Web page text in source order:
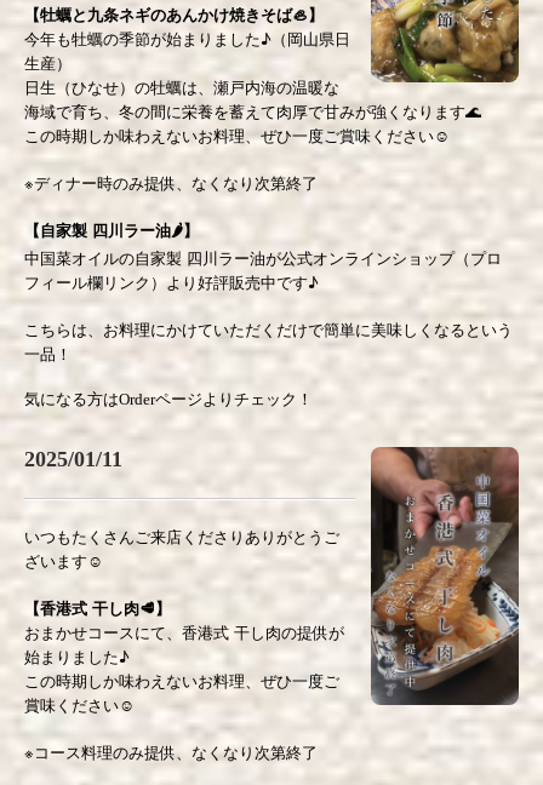
【牡蠣と九条ネギのあんかけ焼きそば🦪】
今年も牡蠣の季節が始まりました♪（岡山県日
生産）
日生（ひなせ）の牡蠣は、瀬戸内海の温暖な
海域で育ち、冬の間に栄養を蓄えて肉厚で甘みが強くなります🌊
この時期しか味わえないお料理、ぜひ一度ご賞味ください☺️
※ディナー時のみ提供、なくなり次第終了
【自家製 四川ラー油🌶️】
中国菜オイルの自家製 四川ラー油が公式オンラインショップ（プロ
フィール欄リンク）より好評販売中です♪
こちらは、お料理にかけていただくだけで簡単に美味しくなるという
一品！
気になる方はOrderページよりチェック！
2025/01/11
いつもたくさんご来店くださりありがとうご
ざいます☺️
【香港式 干し肉🥩】
おまかせコースにて、香港式 干し肉の提供が
始まりました♪
この時期しか味わえないお料理、ぜひ一度ご
賞味ください☺️
※コース料理のみ提供、なくなり次第終了